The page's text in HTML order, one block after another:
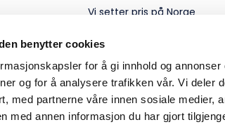
benytter cookies
for å gi innhold og
og for å analysere trafikken vår. Vi deler
med partnerne våre innen sosiale medier,
med annen informasjon du har gjort
Vi setter pris på Norge